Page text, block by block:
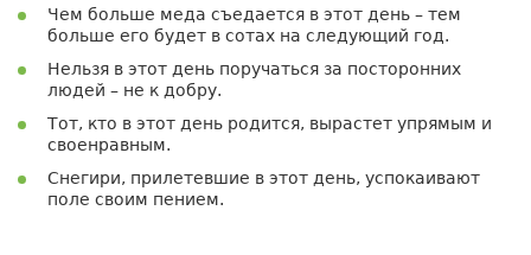
Чем больше меда съедается в этот день – тем
больше его будет в сотах на следующий год.
Нельзя в этот день поручаться за посторонних
людей – не к добру.
Тот, кто в этот день родится, вырастет упрямым и
своенравным.
Снегири, прилетевшие в этот день, успокаивают
поле своим пением.